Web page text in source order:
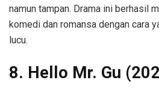
namun tampan. Drama ini berhasil
komedi dan romansa dengan cara
lucu.
8. Hello Mr. Gu